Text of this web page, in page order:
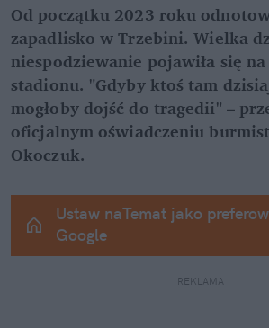
Od początku 2023 roku
zapadlisko w Trzebini. Wielka
niespodziewanie pojawiła się
stadionu. "Gdyby ktoś tam
mogłoby dojść do tragedii" –
oficjalnym oświadczeniu
Okoczuk.
Ustaw naTemat jako
Google
REKLAMA